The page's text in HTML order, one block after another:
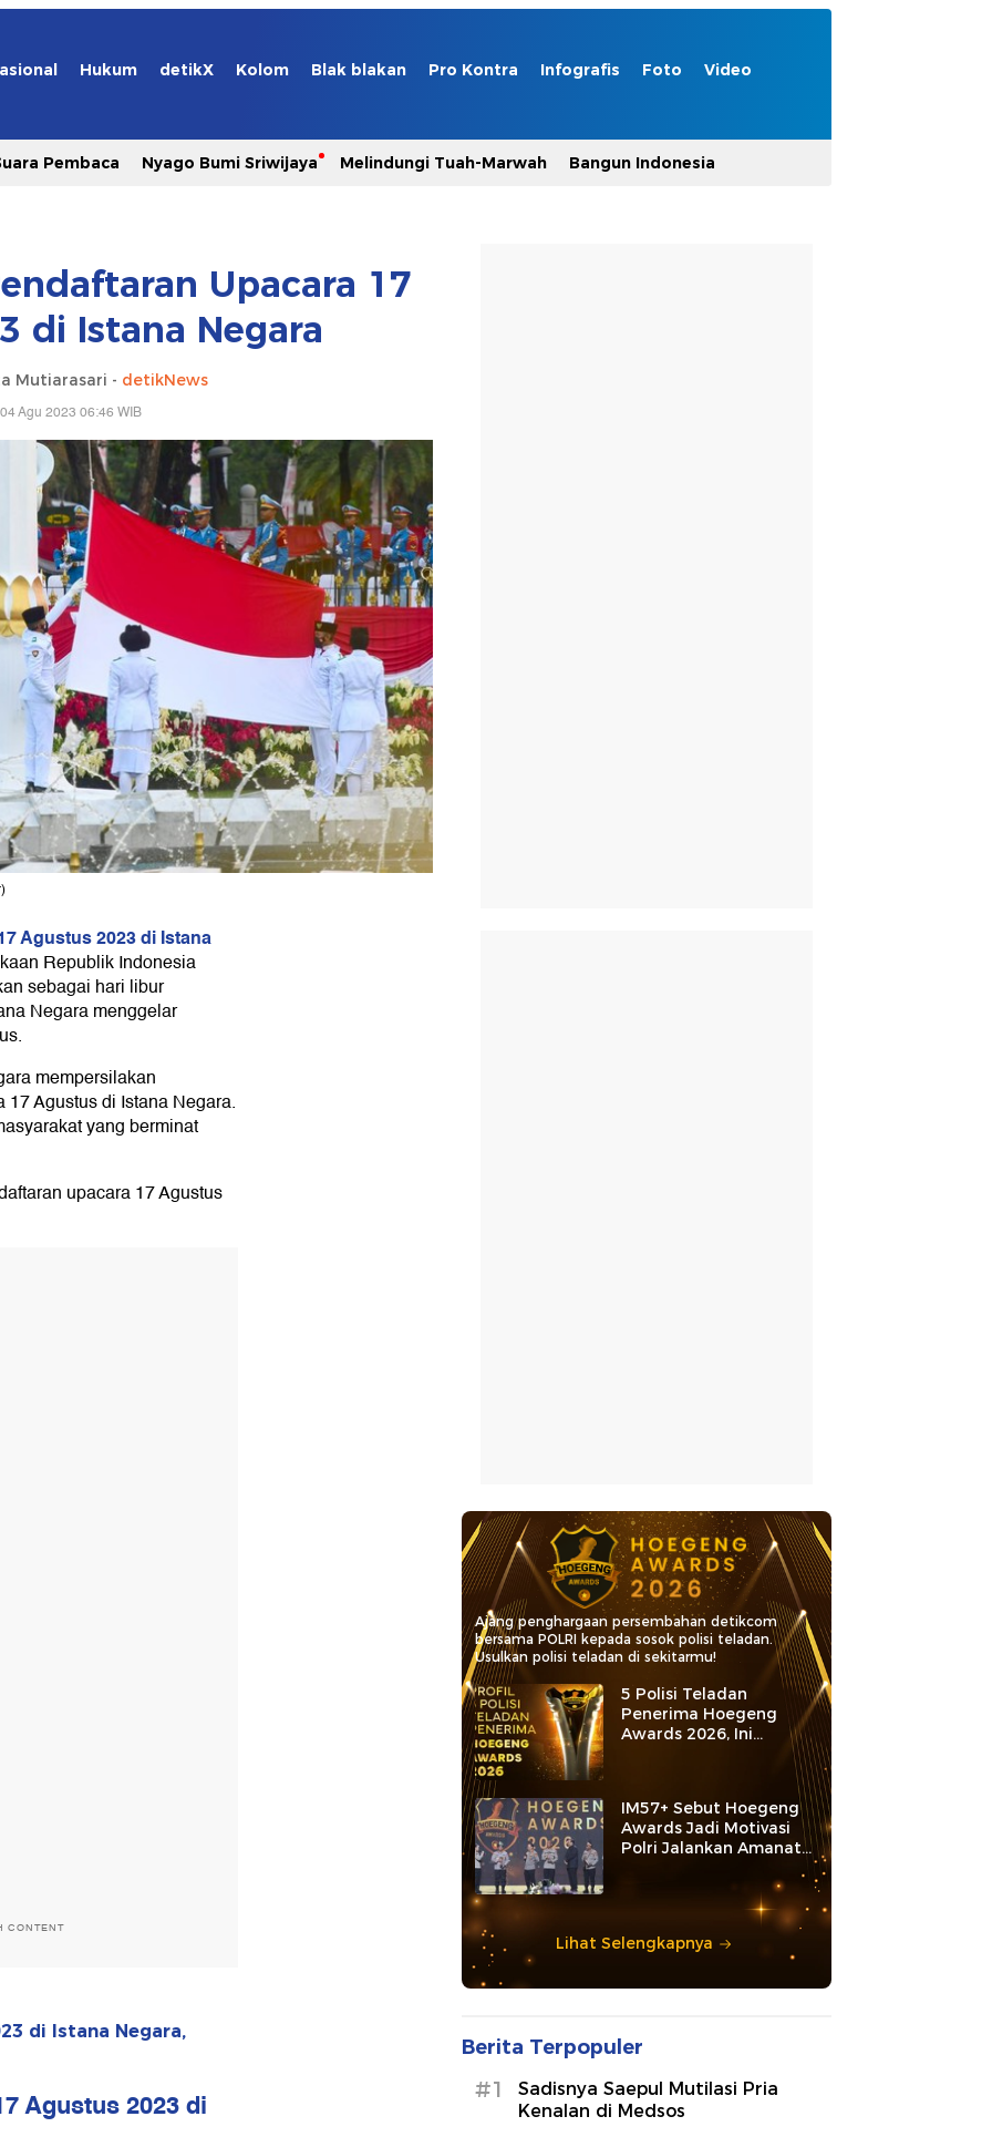
Hukum detikX Kolom Blak blakan Pro Kontra Infografis Foto Video
Pembaca Nyago Bumi Sriwijaya Melindungi Tuah-Marwah Bangun Indonesia
Upacara 17
di Istana Negara
Mutiarasari - detikNews
Agu 2023 06:46 WIB
Agustus 2023 di Istana
Republik Indonesia
sebagai hari libur
Negara menggelar
mempersilakan
Agustus di Istana Negara.
yang berminat
upacara 17 Agustus
CONTENT
di Istana Negara,
Agustus 2023 di
Ajang penghargaan persembahan detikcom
bersama POLRI kepada sosok polisi teladan.
Usulkan polisi teladan di sekitarmu!
5 Polisi Teladan
Penerima Hoegeng
Awards 2026, Ini
Kategori dan Kiprahnya
IM57+ Sebut Hoegeng
Awards Jadi Motivasi
Polri Jalankan Amanat
Lihat Selengkapnya
Berita Terpopuler
#1
Sadisnya Saepul Mutilasi Pria
Kenalan di Medsos